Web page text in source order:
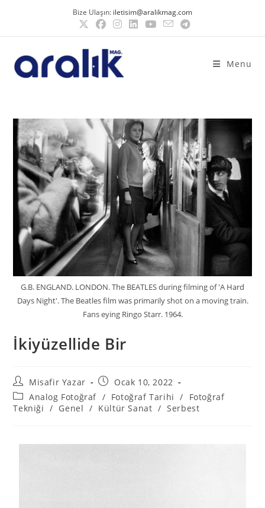
Bize Ulaşın: iletisim@aralikmag.com
Menu
G.B. ENGLAND. LONDON. The BEATLES during filming of 'A Hard
Days Night'. The Beatles film was primarily shot on a moving train.
Fans eying Ringo Starr. 1964.
İkiyüzellide Bir
Misafir Yazar
Ocak 10, 2022
Analog Fotoğraf / Fotoğraf Tarihi /
Fotoğraf
Tekniği / Genel / Kültür Sanat / Serbest